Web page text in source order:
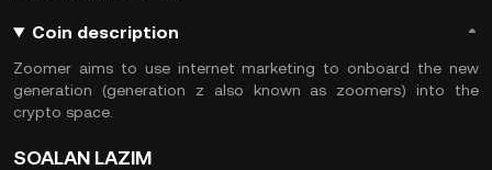
Coin description
Zoomer aims to use internet marketing to onboard the new
generation (generation z also known as zoomers) into the
crypto space.
SOALAN LAZIM